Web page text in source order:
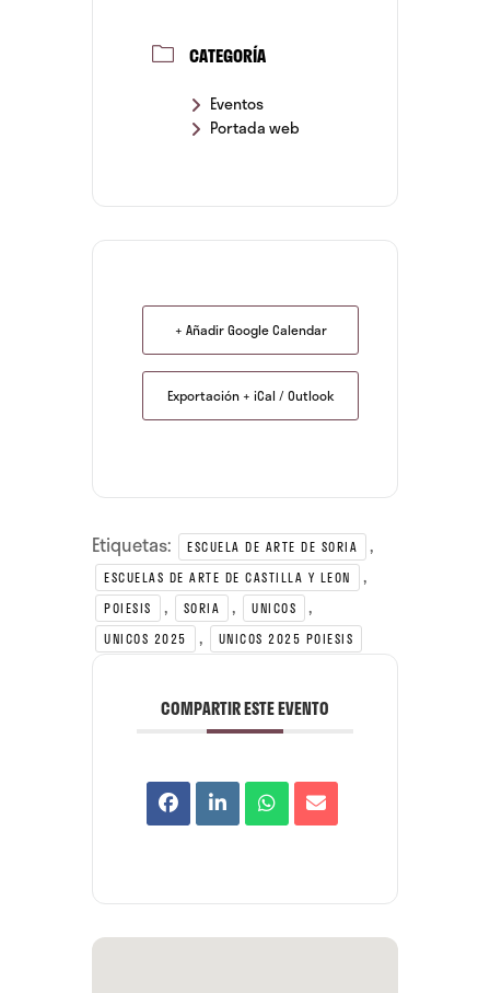
CATEGORÍA
Eventos
Portada web
+ Añadir Google Calendar
Exportación + iCal / Outlook
Etiquetas: ESCUELA DE ARTE DE SORIA ,
ESCUELAS DE ARTE DE CASTILLA Y LEON ,
POIESIS , SORIA , UNICOS ,
UNICOS 2025 , UNICOS 2025 POIESIS
COMPARTIR ESTE EVENTO